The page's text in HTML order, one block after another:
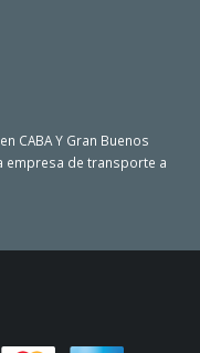
CABA Y Gran Buenos
de transporte a